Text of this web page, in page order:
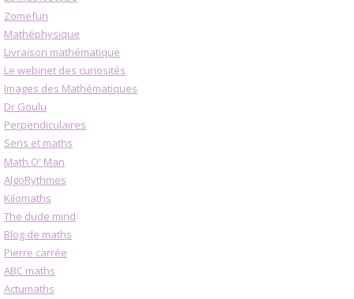
Zomefun
Mathéphysique
Livraison mathématique
Le webinet des curiosités
Images des Mathématiques
Dr Goulu
Perpendiculaires
Sens et maths
Math O' Man
AlgoRythmes
Kilomaths
The dude mind
Blog de maths
Pierre carrée
ABC maths
Actumaths